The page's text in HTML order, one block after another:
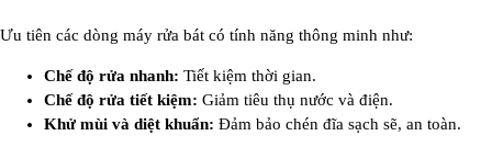
Ưu tiên các dòng máy rửa bát có tính năng thông minh như:
Chế độ rửa nhanh: Tiết kiệm thời gian.
Chế độ rửa tiết kiệm: Giảm tiêu thụ nước và điện.
Khử mùi và diệt khuẩn: Đảm bảo chén đĩa sạch sẽ, an toàn.